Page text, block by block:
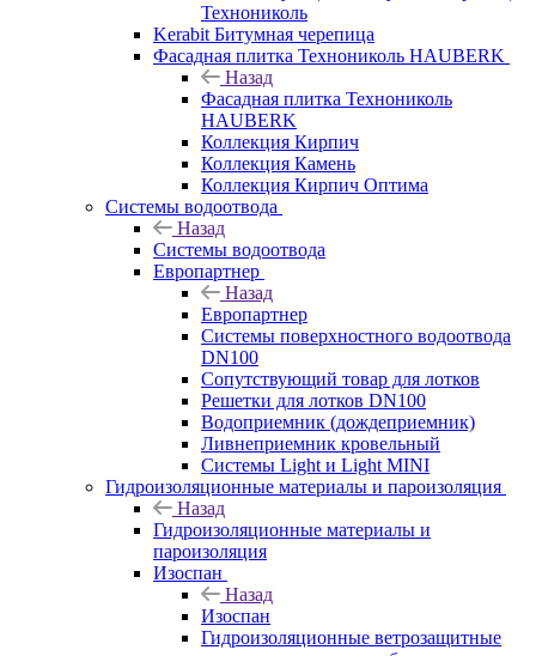
Технониколь
Kerabit Битумная черепица
Фасадная плитка Технониколь HAUBERK
Назад
Фасадная плитка Технониколь
HAUBERK
Кол​лекция Кирпич
Кол​лекция Камень
Коллекция Кирпич Оптима
Системы водоотвода
Назад
Системы водоотвода
Европартнер
Назад
Европартнер
Системы поверхностного водоотвода
DN100
Сопутствующий товар для лотков
Решетки для лотков DN100
Водоприемник (дождеприемник)
Ливнеприемник кровельный
Системы Light и Light MINI
Гидроизоляционные материалы и пароизоляция
Назад
Гидроизоляционные материалы и
пароизоляция
Изоспан
Назад
Изоспан
Гидроизоляционные ветрозащитные